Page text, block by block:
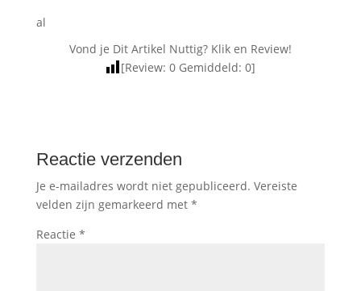
al
Vond je Dit Artikel Nuttig? Klik en Review!
[Review:0 Gemiddeld:0]
Reactie verzenden
Je e-mailadres wordt niet gepubliceerd. Vereiste
velden zijn gemarkeerd met *
Reactie *